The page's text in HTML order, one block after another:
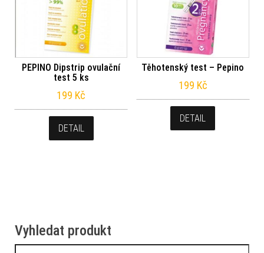
PEPINO Dipstrip ovulační
test 5 ks
199 Kč
DETAIL
Těhotenský test – Pepino
199 Kč
DETAIL
Vyhledat produkt